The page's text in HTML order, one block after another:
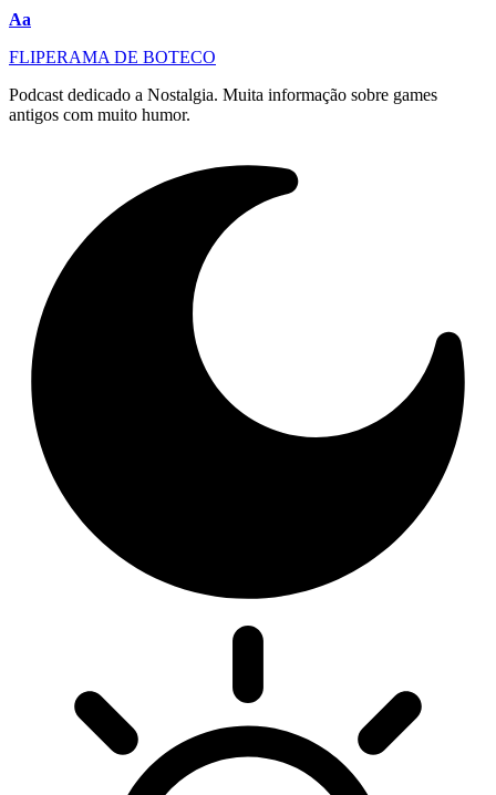
Redimensionar
Aa
FLIPERAMA DE BOTECO
Podcast dedicado a Nostalgia. Muita informação sobre games
antigos com muito humor.